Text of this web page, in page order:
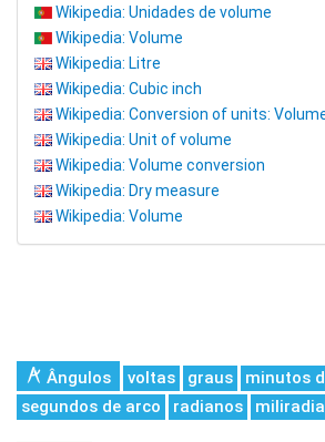
Wikipedia: Unidades de volume
Wikipedia: Volume
Wikipedia: Litre
Wikipedia: Cubic inch
Wikipedia: Conversion of units:
Wikipedia: Unit of volume
Wikipedia: Volume conversion
Wikipedia: Dry measure
Wikipedia: Volume
Ângulos voltas graus
minutos
segundos de arco
radianos